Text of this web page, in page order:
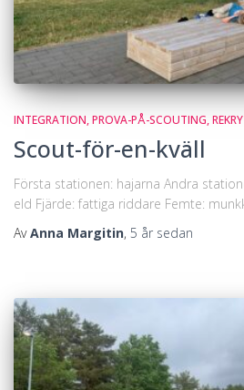
INTEGRATION PROVA-PÅ-SCOUTING
Scout-för-en-kväll
Första stationen: hajarna Andra
eld Fjärde: fattiga riddare Femte:
AvAnna Margitin, 5 år sedan